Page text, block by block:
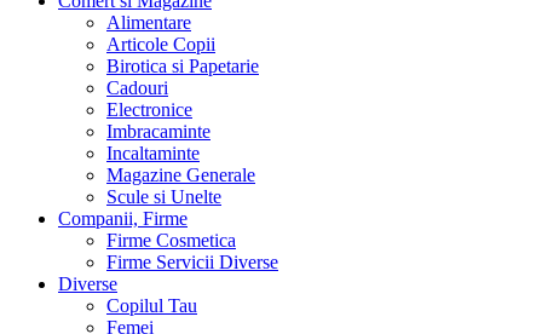
Alimentare
Articole Copii
Birotica si Papetarie
Cadouri
Electronice
Imbracaminte
Incaltaminte
Magazine Generale
Scule si Unelte
Companii, Firme
Firme Cosmetica
Firme Servicii Diverse
Diverse
Copilul Tau
Femei